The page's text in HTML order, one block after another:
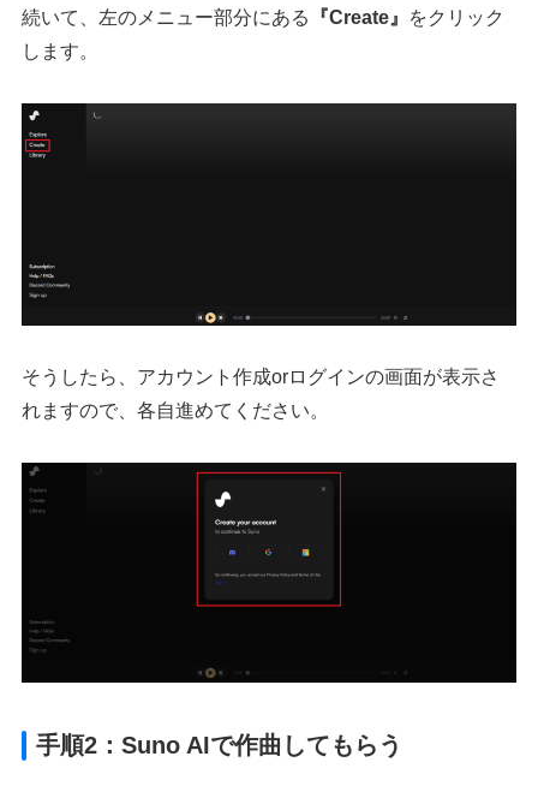
続いて、左のメニュー部分にある 『Create』
をクリック
します。
そうしたら、アカウント作成orログインの画面が表示さ
れますので、各自進めてください。
手順2：Suno AIで作曲してもらう